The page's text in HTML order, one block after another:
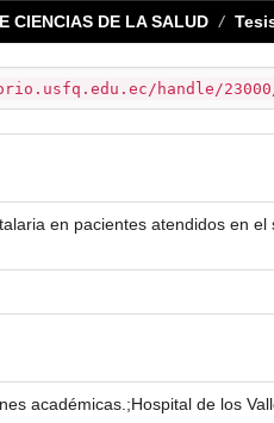
CIENCIAS DE LA SALUD
handle/
en pacientes atendidos en
académicas.;Hospital de los